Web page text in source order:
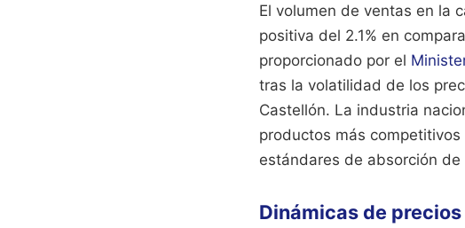
El volumen de ventas en la
positiva del 2.1% en
proporcionado por el
tras la volatilidad de los
Castellón. La industria
productos más
estándares de absorción de
Dinámicas de